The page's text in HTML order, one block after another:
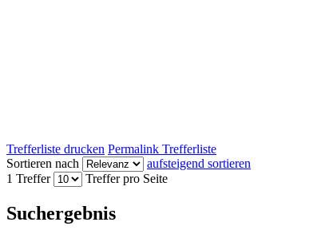
Trefferliste drucken Permalink Trefferliste
Sortieren nach
aufsteigend sortieren
1 Treffer
Treffer pro Seite
Suchergebnis